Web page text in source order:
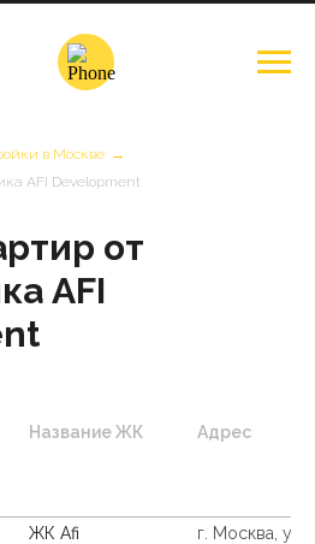
в Москве →
AFI Development
от
AFI
Название ЖК Адрес
ЖК Afi
г. Москва, ул.